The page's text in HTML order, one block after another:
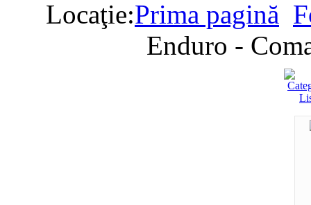
Locaţie:Prima pagină
Enduro -